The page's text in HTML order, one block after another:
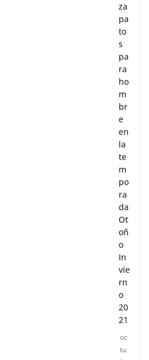
za
pa
to
s
pa
ra
ho
m
br
e
en
la
te
m
po
ra
da
Ot
oñ
o
In
vie
rn
o
20
21
oc
tu